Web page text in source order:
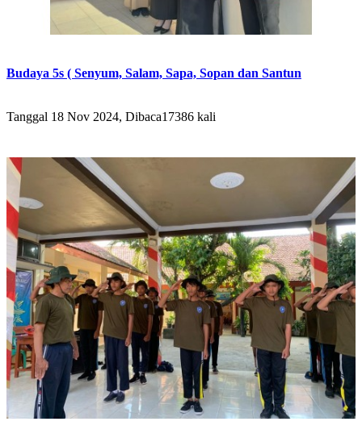
Budaya 5s ( Senyum, Salam, Sapa, Sopan dan Santun
Tanggal 18 Nov 2024, Dibaca17386 kali